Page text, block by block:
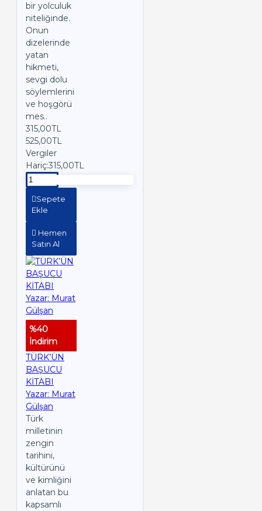
bir yolculuk
niteliğinde.
Onun
dizelerinde
yatan
hikmeti,
sevgi dolu
söylemlerini
ve hoşgörü
mes..
315,00TL
525,00TL
Vergiler
Hariç:315,00TL
Sepete
Ekle
Hemen
Satın Al
%40
İndirim
TÜRK’ÜN
BAŞUCU
KİTABI
Yazar: Murat
Gülşan
Türk
milletinin
zengin
tarihini,
kültürünü
ve kimliğini
anlatan bu
kapsamlı